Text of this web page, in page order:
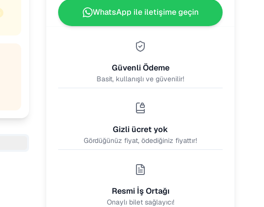
WhatsApp ile iletişime geçin
Güvenli Ödeme
Basit, kullanışlı ve güvenilir!
Gizli ücret yok
Gördüğünüz fiyat, ödediğiniz fiyattır!
Resmi İş Ortağı
Onaylı bilet sağlayıcı!